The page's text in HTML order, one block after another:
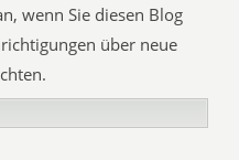
wenn Sie diesen Blog
über neue